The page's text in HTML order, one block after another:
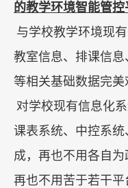
的教学环境智能管控
与学校教学环境现
教室信息、排课信
等相关基础数据完美
对学校现有信息化
课表系统、中控系
成，再也不用各自为
再也不用苦于若干平